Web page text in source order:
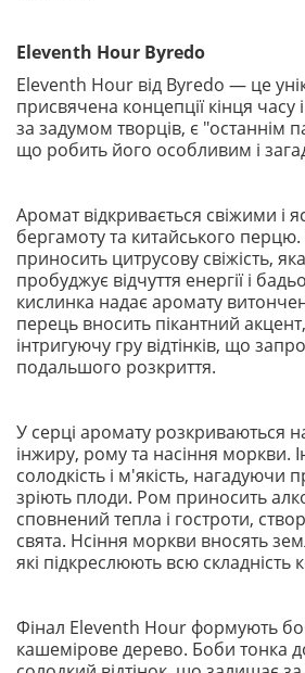
Eleventh Hour Byredo
Eleventh Hour від Byredo — це
присвячена концепції кінця часу
за задумом творців, є "останнім
що робить його особливим і
Аромат відкривається свіжими і
бергамоту та китайського
приносить цитрусову свіжість,
пробуджує відчуття енергії і
кислинка надає аромату
перець вносить пікантний
інтригуючу гру відтінків, що
подальшого розкриття.
У серці аромату розкриваються
інжиру, рому та насіння моркви.
солодкість і м'якість, нагадуючи
зріють плоди. Ром приносить
сповнений тепла і гостроти,
свята. Нсіння моркви вносять
які підкреслюють всю складність
Фінал Eleventh Hour формують
кашемірове дерево. Боби тонка